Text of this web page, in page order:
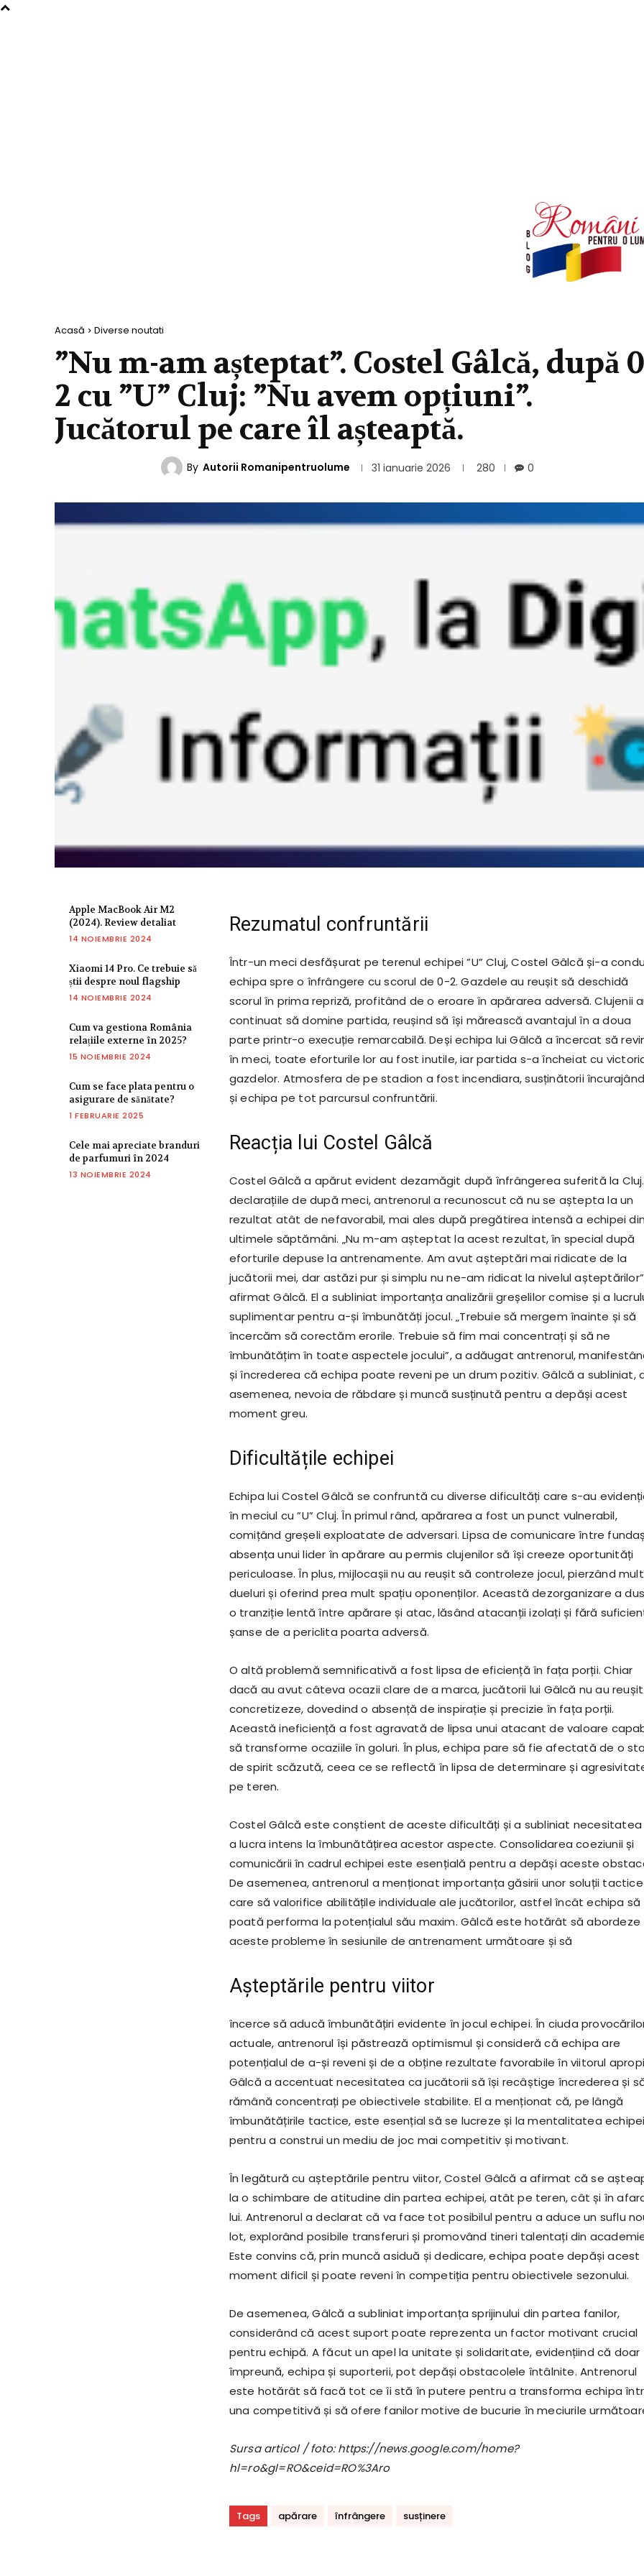
Acasă Diverse noutati
”Nu m-am așteptat”. Costel Gâlcă, după
2 cu ”U” Cluj: ”Nu avem opțiuni”.
Jucătorul pe care îl așteaptă.
By Autorii Romanipentruolume 31 ianuarie 2026 280 0
Apple MacBook Air M2
(2024). Review detaliat
14 NOIEMBRIE 2024
Xiaomi 14 Pro. Ce trebuie să
știi despre noul flagship
14 NOIEMBRIE 2024
Cum va gestiona România
relațiile externe în 2025?
15 NOIEMBRIE 2024
Cum se face plata pentru o
asigurare de sănătate?
1 FEBRUARIE 2025
Cele mai apreciate branduri
de parfumuri în 2024
13 NOIEMBRIE 2024
Rezumatul confruntării
Într-un meci desfășurat pe terenul echipei ”U” Cluj, Costel Gâlcă și-a
echipa spre o înfrângere cu scorul de 0-2. Gazdele au reușit să deschidă
scorul în prima repriză, profitând de o eroare în apărarea adversă. Clujenii
continuat să domine partida, reușind să își mărească avantajul în a doua
parte printr-o execuție remarcabilă. Deși echipa lui Gâlcă a încercat să
în meci, toate eforturile lor au fost inutile, iar partida s-a încheiat cu
gazdelor. Atmosfera de pe stadion a fost incendiara, susținătorii
și echipa pe tot parcursul confruntării.
Reacția lui Costel Gâlcă
Costel Gâlcă a apărut evident dezamăgit după înfrângerea suferită la
declarațiile de după meci, antrenorul a recunoscut că nu se aștepta la un
rezultat atât de nefavorabil, mai ales după pregătirea intensă a echipei din
ultimele săptămâni. „Nu m-am așteptat la acest rezultat, în special după
eforturile depuse la antrenamente. Am avut așteptări mai ridicate de la
jucătorii mei, dar astăzi pur și simplu nu ne-am ridicat la nivelul
afirmat Gâlcă. El a subliniat importanța analizării greșelilor comise și a
suplimentar pentru a-și îmbunătăți jocul. „Trebuie să mergem înainte și să
încercăm să corectăm erorile. Trebuie să fim mai concentrați și să ne
îmbunătățim în toate aspectele jocului”, a adăugat antrenorul,
și încrederea că echipa poate reveni pe un drum pozitiv. Gâlcă a subliniat,
asemenea, nevoia de răbdare și muncă susținută pentru a depăși acest
moment greu.
Dificultățile echipei
Echipa lui Costel Gâlcă se confruntă cu diverse dificultăți care s-au
în meciul cu ”U” Cluj. În primul rând, apărarea a fost un punct vulnerabil,
comițând greșeli exploatate de adversari. Lipsa de comunicare între
absența unui lider în apărare au permis clujenilor să își creeze oportunități
periculoase. În plus, mijlocașii nu au reușit să controleze jocul, pierzând
dueluri și oferind prea mult spațiu oponenților. Această dezorganizare a
o tranziție lentă între apărare și atac, lăsând atacanții izolați și fără
șanse de a periclita poarta adversă.
O altă problemă semnificativă a fost lipsa de eficiență în fața porții. Chiar
dacă au avut câteva ocazii clare de a marca, jucătorii lui Gâlcă nu au
concretizeze, dovedind o absență de inspirație și precizie în fața porții.
Această ineficiență a fost agravată de lipsa unui atacant de valoare
să transforme ocaziile în goluri. În plus, echipa pare să fie afectată de o
de spirit scăzută, ceea ce se reflectă în lipsa de determinare și
pe teren.
Costel Gâlcă este conștient de aceste dificultăți și a subliniat necesitatea
a lucra intens la îmbunătățirea acestor aspecte. Consolidarea coeziunii și
comunicării în cadrul echipei este esențială pentru a depăși aceste
De asemenea, antrenorul a menționat importanța găsirii unor soluții tactice
care să valorifice abilitățile individuale ale jucătorilor, astfel încât echipa să
poată performa la potențialul său maxim. Gâlcă este hotărât să abordeze
aceste probleme în sesiunile de antrenament următoare și să
Așteptările pentru viitor
încerce să aducă îmbunătățiri evidente în jocul echipei. În ciuda
actuale, antrenorul își păstrează optimismul și consideră că echipa are
potențialul de a-și reveni și de a obține rezultate favorabile în viitorul
Gâlcă a accentuat necesitatea ca jucătorii să își recâștige încrederea și
rămână concentrați pe obiectivele stabilite. El a menționat că, pe lângă
îmbunătățirile tactice, este esențial să se lucreze și la mentalitatea
pentru a construi un mediu de joc mai competitiv și motivant.
În legătură cu așteptările pentru viitor, Costel Gâlcă a afirmat că se
la o schimbare de atitudine din partea echipei, atât pe teren, cât și în
lui. Antrenorul a declarat că va face tot posibilul pentru a aduce un suflu
lot, explorând posibile transferuri și promovând tineri talentați din
Este convins că, prin muncă asiduă și dedicare, echipa poate depăși acest
moment dificil și poate reveni în competiția pentru obiectivele sezonului.
De asemenea, Gâlcă a subliniat importanța sprijinului din partea fanilor,
considerând că acest suport poate reprezenta un factor motivant crucial
pentru echipă. A făcut un apel la unitate și solidaritate, evidențiind că doar
împreună, echipa și suporterii, pot depăși obstacolele întâlnite. Antrenorul
este hotărât să facă tot ce îi stă în putere pentru a transforma echipa
una competitivă și să ofere fanilor motive de bucurie în meciurile
Sursa articol / foto: https://news.google.com/home?
hl=ro&gl=RO&ceid=RO%3Aro
Tags apărare înfrângere susținere